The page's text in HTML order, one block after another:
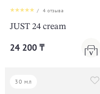
/ 4отзыва
JUST 24 cream
24 200 ₸
30 мл